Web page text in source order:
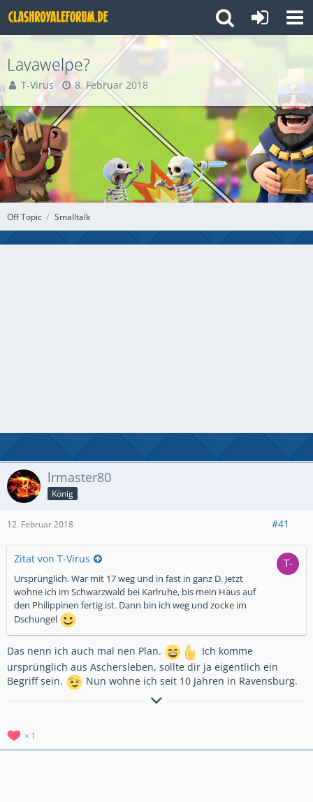
Off Topic Smalltalk
Lavawelpe?
T-Virus 8. Februar 2018
lrmaster80
König
12. Februar 2018 #41
Zitat von T-Virus
Ursprünglich. War mit 17 weg und in fast in ganz D. Jetzt
wohne ich im Schwarzwald bei Karlruhe, bis mein Haus auf
den Philippinen fertig ist. Dann bin ich weg und zocke im
Dschungel
Das nenn ich auch mal nen Plan.
Ich komme
ursprünglich aus Aschersleben, sollte dir ja eigentlich ein
Begriff sein.
Nun wohne ich seit 10 Jahren in Ravensburg.
Ohne Macke ist's Kacke!
1